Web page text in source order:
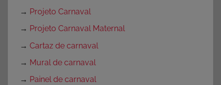
→ Projeto Carnaval
→ Projeto Carnaval Maternal
→ Cartaz de carnaval
→ Mural de carnaval
→ Painel de carnaval